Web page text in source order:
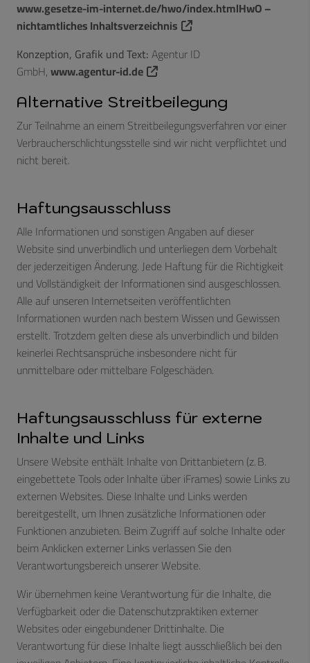
www.gesetze-im-internet.de/hwo/index.htmlHwO –
nichtamtliches Inhaltsverzeichnis
Konzeption, Grafik und Text:Agentur ID
GmbH,www.agentur-id.de
Alternative Streitbeilegung
Zur Teilnahme an einem Streitbeilegungsverfahren vor einer
Verbraucherschlichtungsstelle sind wir nicht verpflichtet und
nicht bereit.
Haftungsausschluss
Alle Informationen und sonstigen Angaben auf dieser
Website sind unverbindlich und unterliegen dem Vorbehalt
der jederzeitigen Änderung. Jede Haftung für die Richtigkeit
und Vollständigkeit der Informationen sind ausgeschlossen.
Alle auf unseren Internetseiten veröffentlichten
Informationen wurden nach bestem Wissen und Gewissen
erstellt. Trotzdem gelten diese als unverbindlich und bilden
keinerlei Rechtsansprüche insbesondere nicht für
unmittelbare oder mittelbare Folgeschäden.
Haftungsausschluss für externe
Inhalte und Links
Unsere Website enthält Inhalte von Drittanbietern (z. B.
eingebettete Tools oder Inhalte über iFrames) sowie Links zu
externen Websites. Diese Inhalte und Links werden
bereitgestellt, um Ihnen zusätzliche Informationen oder
Funktionen anzubieten. Beim Zugriff auf solche Inhalte oder
beim Anklicken externer Links verlassen Sie den
Verantwortungsbereich unserer Website.
Wir übernehmen keine Verantwortung für die Inhalte, die
Verfügbarkeit oder die Datenschutzpraktiken externer
Websites oder eingebundener Drittinhalte. Die
Verantwortung für diese Inhalte liegt ausschließlich bei den